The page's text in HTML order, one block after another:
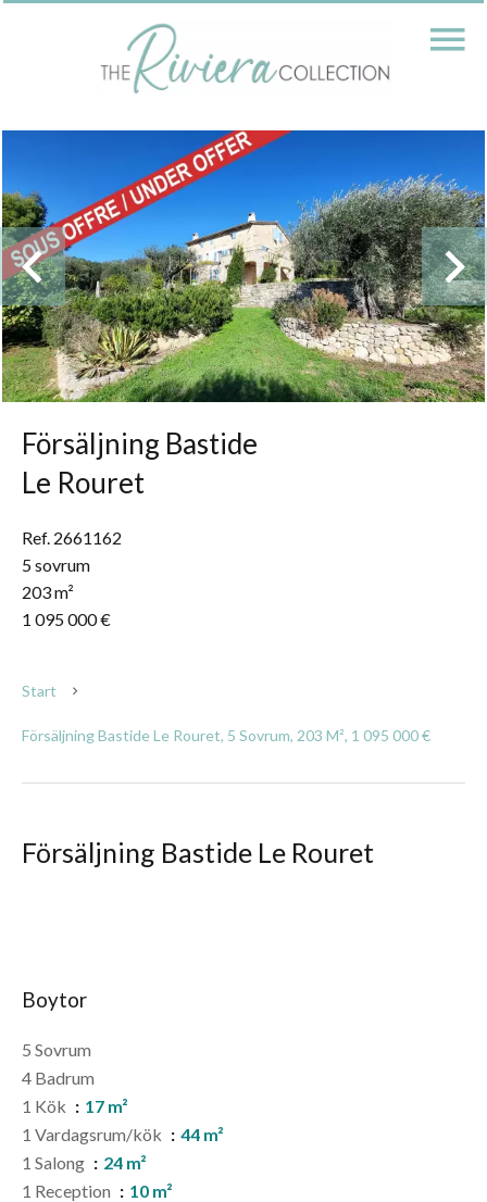
Försäljning Bastide
Le Rouret
Ref. 2661162
5 sovrum
203 m²
1 095 000 €
Start
Försäljning Bastide Le Rouret, 5 Sovrum, 203 M², 1 095 000 €
Försäljning Bastide Le Rouret
Boytor
5 Sovrum
4 Badrum
1 Kök
17 m²
1 Vardagsrum/kök
44 m²
1 Salong
24 m²
1 Reception
10 m²